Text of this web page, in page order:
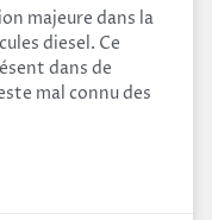
majeure dans la
diesel. Ce
dans de
mal connu des